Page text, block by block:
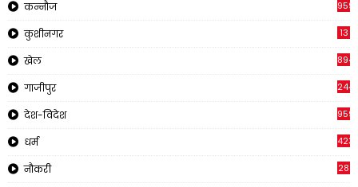
कन्नौज 959
कुशीनगर 13
खेल 894
गाजीपुर 244
देश-विदेश 959
धर्म 423
नौकरी 28